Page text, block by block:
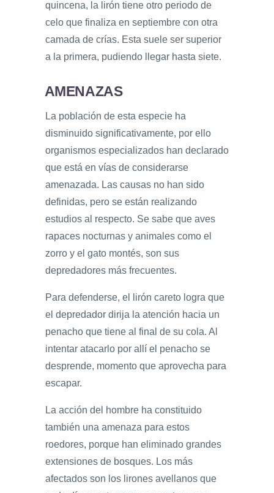
quincena, la lirón tiene otro periodo de
celo que finaliza en septiembre con otra
camada de crías. Esta suele ser superior
a la primera, pudiendo llegar hasta siete.
AMENAZAS
La población de esta especie ha
disminuido significativamente, por ello
organismos especializados han declarado
que está en vías de considerarse
amenazada. Las causas no han sido
definidas, pero se están realizando
estudios al respecto. Se sabe que aves
rapaces nocturnas y animales como el
zorro y el gato montés, son sus
depredadores más frecuentes.
Para defenderse, el lirón careto logra que
el depredador dirija la atención hacia un
penacho que tiene al final de su cola. Al
intentar atacarlo por allí el penacho se
desprende, momento que aprovecha para
escapar.
La acción del hombre ha constituido
también una amenaza para estos
roedores, porque han eliminado grandes
extensiones de bosques. Los más
afectados son los lirones avellanos que